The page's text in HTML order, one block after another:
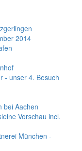
2014
- unser 4. Besuch
bei Aachen
Vorschau incl.
München -